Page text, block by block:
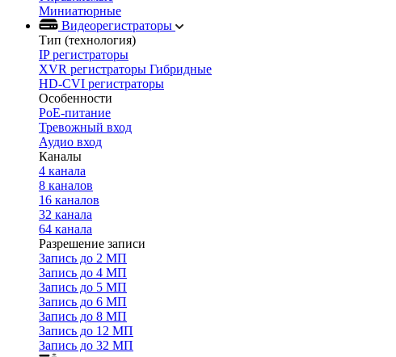
Миниатюрные
Видеорегистраторы
Тип (технология)
IP регистраторы
XVR регистраторы Гибридные
HD-CVI регистраторы
Особенности
PoE-питание
Тревожный вход
Аудио вход
Каналы
4 канала
8 каналов
16 каналов
32 канала
64 канала
Разрешение записи
Запись до 2 МП
Запись до 4 МП
Запись до 5 МП
Запись до 6 МП
Запись до 8 МП
Запись до 12 МП
Запись до 32 МП